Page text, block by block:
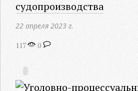
судопроизводства
22 апреля 2023 г.
117 0